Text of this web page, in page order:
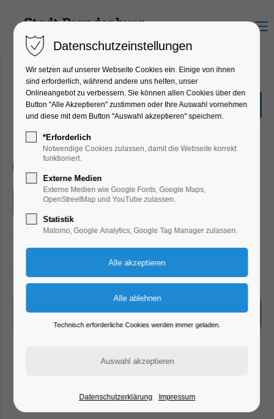
Menu
Nachmittagslesung für
Kinder
Kinder, Jugend, Lesung, Mitmach-Aktion
Eintritt frei
Datenschutzeinstellungen
Wir setzen auf unserer Webseite Cookies ein. Einige von ihnen
sind erforderlich, während andere uns helfen, unser
Onlineangebot zu verbessern. Sie können allen Cookies über den
Button "Alle Akzeptieren" zustimmen oder Ihre Auswahl vornehmen
und diese mit dem Button "Auswahl akzeptieren" speichern.
*Erforderlich
Notwendige Cookies zulassen, damit die Webseite korrekt
funktioniert.
Externe Medien
Externe Medien wie Google Fonts, Google Maps,
OpenStreetMap und YouTube zulassen.
Statistik
Matomo, Google Analytics, Google Tag Manager zulassen.
Technisch erforderliche Cookies werden immer geladen.
Datenschutzerklärung Impressum